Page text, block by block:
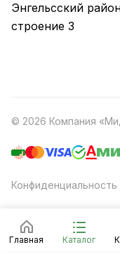
Главная Каталог
Энгельсский
строение 3
© 2026 Компания
Конфиденциальность